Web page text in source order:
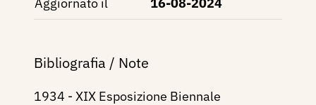
Bibliografia / Note
1934 - XIX Esposizione Biennale